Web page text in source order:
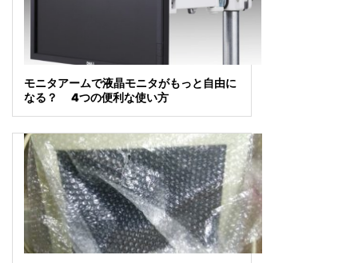
モニタアームで液晶モニタがもっと自由に
なる？ 4つの便利な使い方